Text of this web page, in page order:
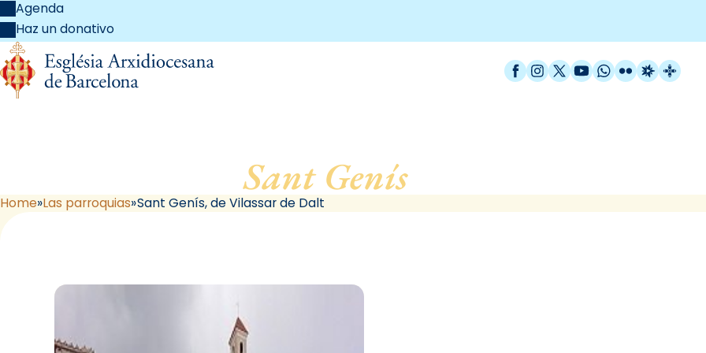
Agenda
Haz un donativo
Facebook
Instagram
X / Twitter
YouTube
WhatsApp
FlickrRadio
Sant Genís, de Vilassar de Dalt
Home Las parroquias Sant Genís, de Vilassar de Dalt